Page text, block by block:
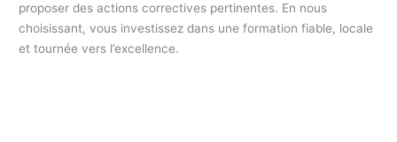
proposer des actions correctives pertinentes. En nous
choisissant, vous investissez dans une formation fiable, locale
et tournée vers l’excellence.